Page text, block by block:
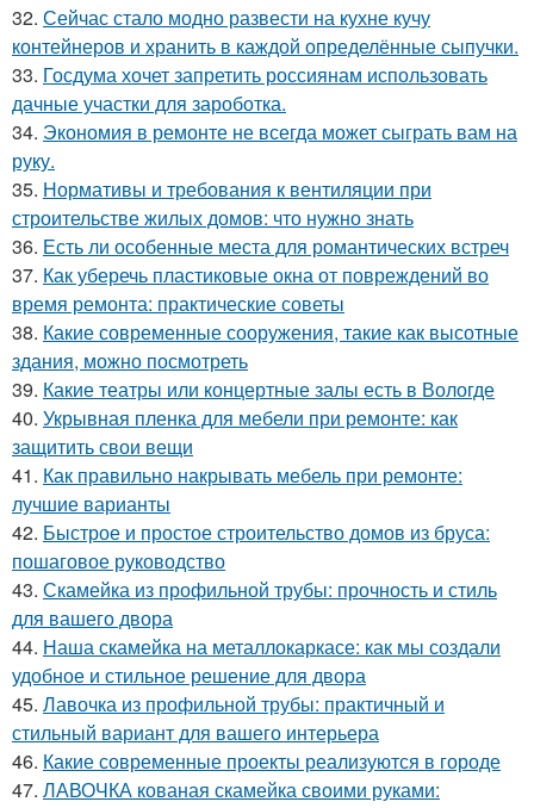
32. Сейчас стало модно развести на кухне кучу
контейнеров и хранить в каждой определённые сыпучки.
33. Госдума хочет запретить россиянам использовать
дачные участки для зароботка.
34. Экономия в ремонте не всегда может сыграть вам на
руку.
35. Нормативы и требования к вентиляции при
строительстве жилых домов: что нужно знать
36. Есть ли особенные места для романтических встреч
37. Как уберечь пластиковые окна от повреждений во
время ремонта: практические советы
38. Какие современные сооружения, такие как высотные
здания, можно посмотреть
39. Какие театры или концертные залы есть в Вологде
40. Укрывная пленка для мебели при ремонте: как
защитить свои вещи
41. Как правильно накрывать мебель при ремонте:
лучшие варианты
42. Быстрое и простое строительство домов из бруса:
пошаговое руководство
43. Скамейка из профильной трубы: прочность и стиль
для вашего двора
44. Наша скамейка на металлокаркасе: как мы создали
удобное и стильное решение для двора
45. Лавочка из профильной трубы: практичный и
стильный вариант для вашего интерьера
46. Какие современные проекты реализуются в городе
47. ЛАВОЧКА кованая скамейка своими руками: